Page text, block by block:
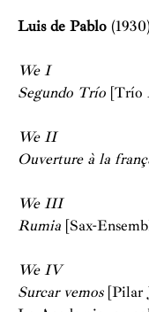
Luis de Pablo
We I
Segundo Trío [Trío
We II
Ouverture à la
We III
Rumia [Sax-
We IV
Surcar vemos [Pilar